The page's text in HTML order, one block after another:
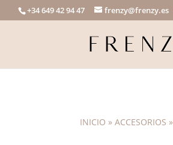
+34 649 42 94 47 frenzy@frenzy.es
INICIO » ACCESORIOS »